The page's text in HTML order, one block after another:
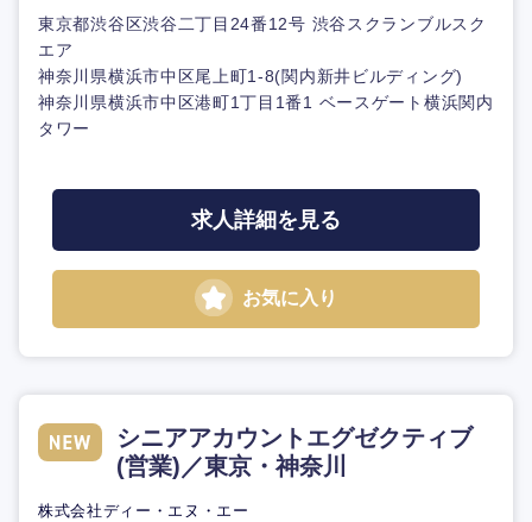
東京都渋谷区渋谷二丁目24番12号 渋谷スクランブルスク
エア
神奈川県横浜市中区尾上町1-8(関内新井ビルディング)
神奈川県横浜市中区港町1丁目1番1 ベースゲート横浜関内
タワー
求人詳細を見る
お気に入り
シニアアカウントエグゼクティブ
(営業)／東京・神奈川
株式会社ディー・エヌ・エー